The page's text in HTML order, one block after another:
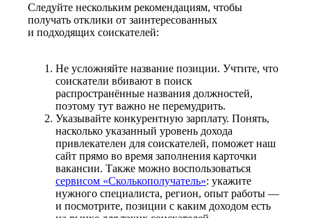
Следуйте нескольким рекомендациям, чтобы
получать отклики от заинтересованных
и подходящих соискателей:
Не усложняйте название позиции. Учтите, что
соискатели вбивают в поиск
распространённые названия должностей,
поэтому тут важно не перемудрить.
Указывайте конкурентную зарплату. Понять,
насколько указанный уровень дохода
привлекателен для соискателей, поможет наш
сайт прямо во время заполнения карточки
вакансии. Также можно воспользоваться
сервисом «Сколькополучатель»: укажите
нужного специалиста, регион, опыт работы —
и посмотрите, позиции с каким доходом есть